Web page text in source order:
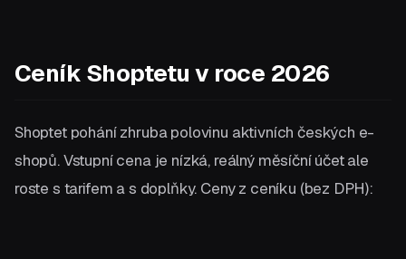
Ceník Shoptetu v roce 2026
Shoptet pohání zhruba polovinu aktivních českých e-
shopů. Vstupní cena je nízká, reálný měsíční účet ale
roste s tarifem a s doplňky. Ceny z ceníku (bez DPH):